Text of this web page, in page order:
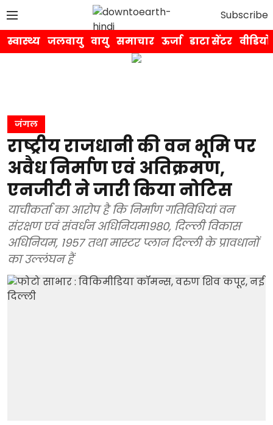
Subscribe
स्वास्थ्य जलवायु वायु समाचार ऊर्जा डाटा सेंटर वीडियो
जंगल
राष्ट्रीय राजधानी की वन भूमि पर
अवैध निर्माण एवं अतिक्रमण,
एनजीटी ने जारी किया नोटिस
याचीकर्ता का आरोप है कि निर्माण गतिविधियां वन
संरक्षण एवं संवर्धन अधिनियम1980, दिल्ली विकास
अधिनियम, 1957 तथा मास्टर प्लान दिल्ली के प्रावधानों
का उल्लंघन हैं